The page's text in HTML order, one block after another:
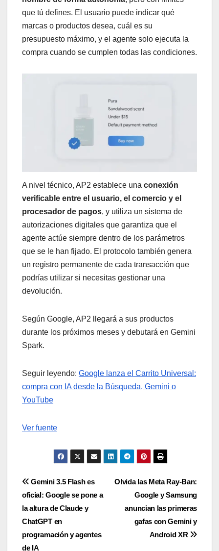
que tú defines. El usuario puede indicar qué
marcas o productos desea, cuál es su
presupuesto máximo, y el agente solo ejecuta la
compra cuando se cumplen todas las condiciones.
A nivel técnico, AP2 establece una conexión
verificable entre el usuario, el comercio y el
procesador de pagos, y utiliza un sistema de
autorizaciones digitales que garantiza que el
agente actúe siempre dentro de los parámetros
que se le han fijado. El protocolo también genera
un registro permanente de cada transacción que
podrías utilizar si necesitas gestionar una
devolución.
Según Google, AP2 llegará a sus productos
durante los próximos meses y debutará en Gemini
Spark.
Seguir leyendo: Google lanza el Carrito Universal:
compra con IA desde la Búsqueda, Gemini o
YouTube
Ver fuente
Navegación
de
entradas
Olvida las Meta Ray-Ban:
Google y Samsung
anuncian las primeras
gafas con Gemini y
Android XR
Gemini 3.5 Flash es
oficial: Google se pone a
la altura de Claude y
ChatGPT en
programación y agentes
de IA